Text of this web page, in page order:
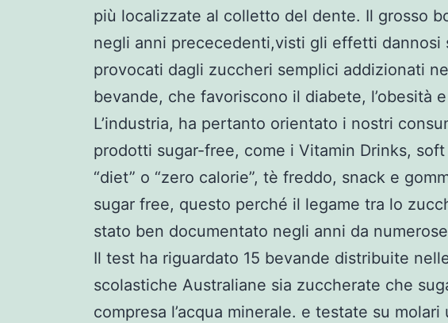
più localizzate al colletto del dente. Il grosso
negli anni prececedenti,visti gli effetti dannosi
provocati dagli zuccheri semplici addizionati
bevande, che favoriscono il diabete, l’obesità
L’industria, ha pertanto orientato i nostri
prodotti sugar-free, come i Vitamin Drinks,
“diet” o “zero calorie”, tè freddo, snack e
sugar free, questo perché il legame tra lo
stato ben documentato negli anni da
Il test ha riguardato 15 bevande distribuite
scolastiche Australiane sia zuccherate che
compresa l’acqua minerale. e testate su